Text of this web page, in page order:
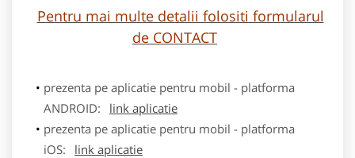
Pentru mai multe detalii folositi formularul
de CONTACT
prezenta pe aplicatie pentru mobil - platforma
ANDROID:
link aplicatie
prezenta pe aplicatie pentru mobil - platforma
iOS:
link aplicatie